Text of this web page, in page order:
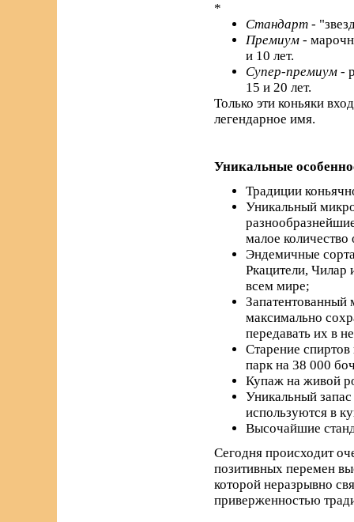
*
Стандарт -
Премиум -
и 10 лет.
Супер-премиум -
15 и 20 лет.
Только эти коньяки
легендарное имя.
Уникальные
Традиции
Уникальный
малое количество
Эндемичные
Ркацители,
всем мире;
Запатентованный
максимально
передавать их в
Старение
парк на 38 000
Купаж на живой
Уникальный
используются в
Высочайшие
Сегодня происходит
позитивных перемен
которой неразрывно
приверженностью